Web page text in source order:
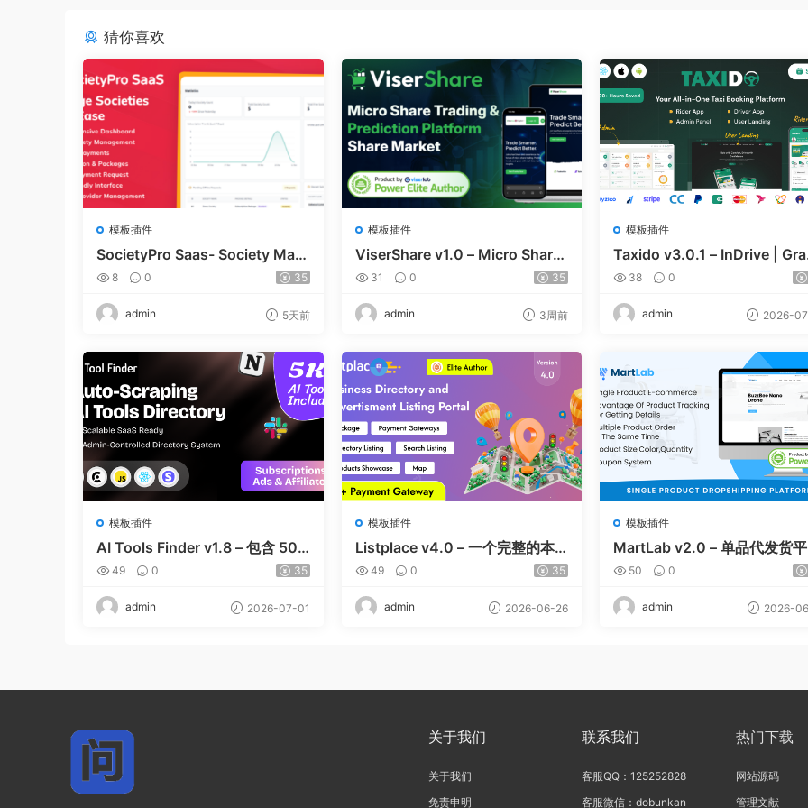
猜你喜欢
模板插件
SocietyPro Saas- Society Man
agement Software v1.0.73
8 0 35
admin 5天前
模板插件
ViserShare v1.0 – Micro Share
Trading And Prediction Platfor
31 0 35
admin 3周前
模板插件
Taxido v3.0.1 – InDrive |
Uber Clone | Taxi Booking
el
38 0
admin 2026-
模板插件
AI Tools Finder v1.8 – 包含 500
0 多种工具、订阅、广告和联盟
49 0 35
admin 2026-07-01
模板插件
Listplace v4.0 – 一个完整的本
地商家名录平台
49 0 35
admin 2026-06-26
模板插件
MartLab v2.0 – 单品代发货
50 0
admin 2026-
关于我们
关于我们
免责申明
联系我们
客服QQ：125252828
客服微信：dobunkan
热门下载
网站源码
管理文献